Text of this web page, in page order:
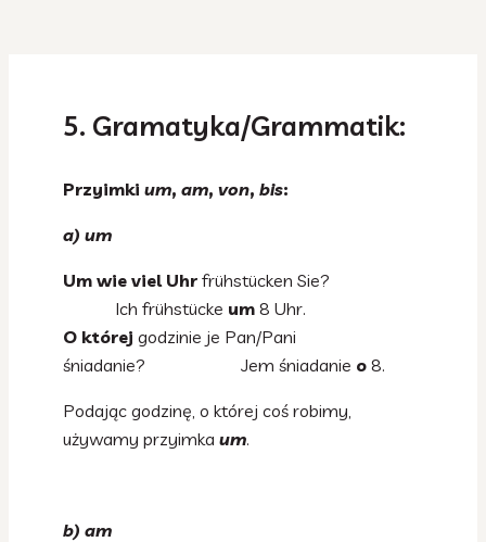
5. Gramatyka/Grammatik:
Przyimki um, am, von, bis:
a) um
Um wie viel Uhr frühstücken Sie?
Ich frühstücke um 8 Uhr.
O której godzinie je Pan/Pani
śniadanie? Jem śniadanie o 8.
Podając godzinę, o której coś robimy,
używamy przyimka um.
b) am